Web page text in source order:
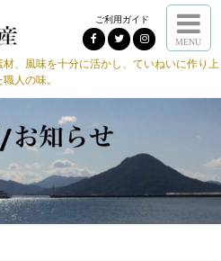
ご利用ガイド
MENU
、風味を十分に活かし、ていねいに作り上
人の味。